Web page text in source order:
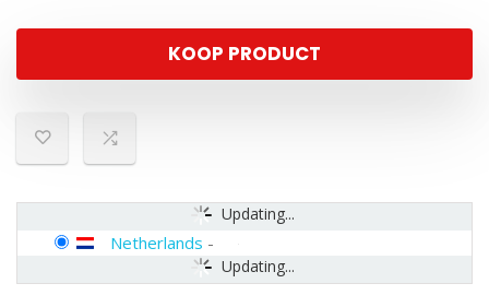
KOOP PRODUCT
Updating...
Updating...
Netherlands -